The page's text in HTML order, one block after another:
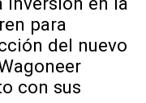
para
del nuevo
con sus